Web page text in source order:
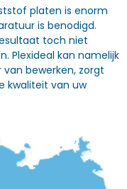
platen is enorm
is benodigd.
toch niet
Plexideal kan namelijk
van bewerken, zorgt
kwaliteit van uw